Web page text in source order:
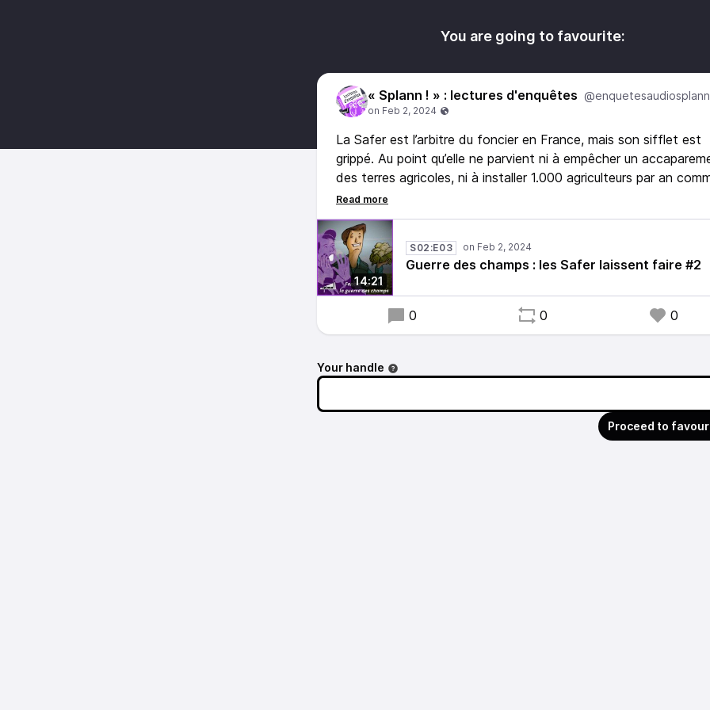
You are going to favourite:
« Splann ! » : lectures d'enquêtes @enquetesaudiosplann
La Safer est l’arbitre du foncier en France, mais son sifflet est
grippé. Au point qu’elle ne parvient ni à empêcher un
des terres agricoles, ni à installer 1.000 agriculteurs par an
le souhaite la région Bretagne. Le « clientélisme syndical »
renforce la tendance à l’agrandissement et freine l’arrivée de
nouveaux agriculteurs.
14:21
S02:E03
Guerre des champs : les Safer laissent faire #2
0 0 0
Your handle
Proceed to